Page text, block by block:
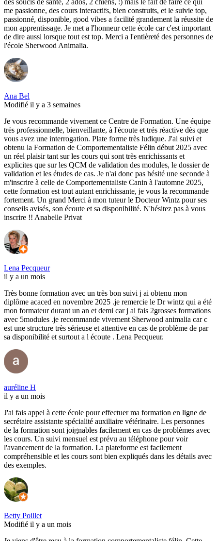
des soucis de santé, 2 ados, 2 chiens, :) mais le fait de faire ce qui
me passionne, des cours interactifs, bien construits, et le suivie top,
passionné, disponible, good vibes a facilité grandement la réussite de
mon apprentissage. Je met a l'honneur cette école car c'est important
de dire aussi lorsque tout est top. Merci a l'entièreté des personnes de
l'école Sherwood Animalia.
Ana Bel
Modifié il y a 3 semaines
Je vous recommande vivement ce Centre de Formation. Une équipe
très professionnelle, bienveillante, à l'écoute et trés réactive dès que
vous avez une interrogation. Plate forme très ludique. J'ai suivi et
obtenu la Formation de Comportementaliste Félin début 2025 avec
un réel plaisir tant sur les cours qui sont très enrichissants et
explicites que sur les QCM de validation des modules, le dossier de
validation et les études de cas. Je n'ai donc pas hésité une seconde à
m'inscrire à celle de Comportementaliste Canin à l'automne 2025,
cette formation est tout autant enrichissante, je vous la recommande
fortement. Un grand Merci à mon tuteur le Docteur Wintz pour ses
conseils avisés, son écoute et sa disponibilité. N'hésitez pas à vous
inscrire !! Anabelle Privat
Lena Pecqueur
il y a un mois
Très bonne formation avec un très bon suivi j ai obtenu mon
diplôme acaced en novembre 2025 .je remercie le Dr wintz qui a été
mon formateur durant un an et demi car j ai fais 2grosses formations
avec 5modules .je recommande vivement Sherwood animalia car c
est une structure très sérieuse et attentive en cas de problème de par
sa disponibilité et surtout a l écoute . Lena Pecqueur.
auréline H
il y a un mois
J'ai fais appel à cette école pour effectuer ma formation en ligne de
secrétaire assistante spécialité auxiliaire vétérinaire. Les personnes
de la formation sont joignables facilement en cas de problèmes avec
les cours. Un suivi mensuel est prévu au téléphone pour voir
l'avancement de la formation. La plateforme est facilement
compréhensible et les cours sont bien expliqués dans les détails avec
des exemples.
Betty Poillet
Modifié il y a un mois